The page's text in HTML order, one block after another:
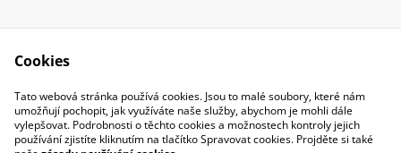
Contact Us
Legal Terms
Privacy Policy
Cookie Policy
Cookies
Tato webová stránka používá cookies. Jsou to malé soubory, které nám
umožňují pochopit, jak využíváte naše služby, abychom je mohli dále
vylepšovat. Podrobnosti o těchto cookies a možnostech kontroly jejich
používání zjistíte kliknutím na tlačítko Spravovat cookies. Projděte si také